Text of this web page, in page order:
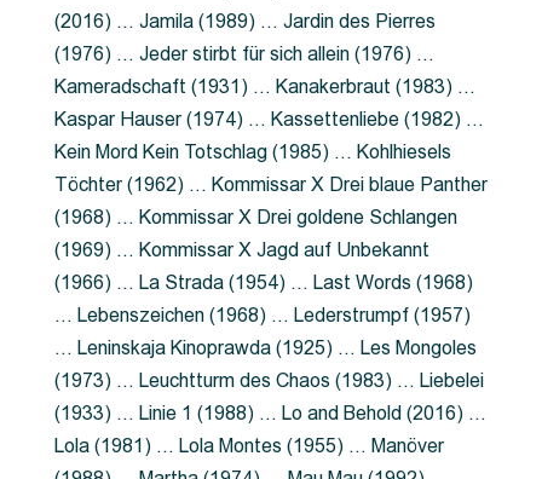
(2016) … Jamila (1989) … Jardin des Pierres
(1976) … Jeder stirbt für sich allein (1976) …
Kameradschaft (1931) … Kanakerbraut (1983) …
Kaspar Hauser (1974) … Kassettenliebe (1982) …
Kein Mord Kein Totschlag (1985) … Kohlhiesels
Töchter (1962) … Kommissar X Drei blaue Panther
(1968) … Kommissar X Drei goldene Schlangen
(1969) … Kommissar X Jagd auf Unbekannt
(1966) … La Strada (1954) … Last Words (1968)
… Lebenszeichen (1968) … Lederstrumpf (1957)
… Leninskaja Kinoprawda (1925) … Les Mongoles
(1973) … Leuchtturm des Chaos (1983) … Liebelei
(1933) … Linie 1 (1988) … Lo and Behold (2016) …
Lola (1981) … Lola Montes (1955) … Manöver